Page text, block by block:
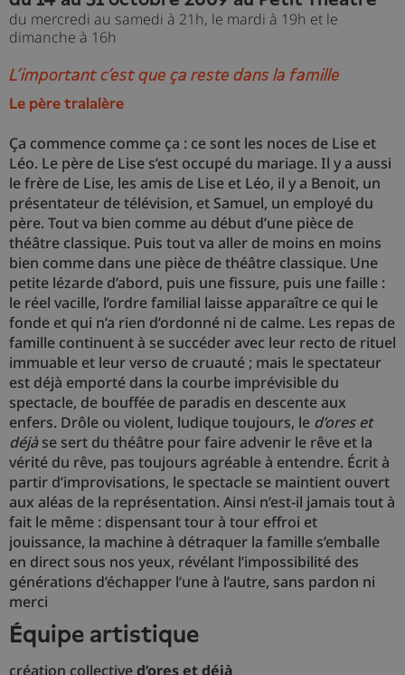
du mercredi au samedi à 21h, le mardi à 19h et le
dimanche à 16h
L’important c’est que ça reste dans la famille
Le père tralalère
Ça commence comme ça : ce sont les noces de Lise et
Léo. Le père de Lise s’est occupé du mariage. Il y a aussi
le frère de Lise, les amis de Lise et Léo, il y a Benoit, un
présentateur de télévision, et Samuel, un employé du
père. Tout va bien comme au début d’une pièce de
théâtre classique. Puis tout va aller de moins en moins
bien comme dans une pièce de théâtre classique. Une
petite lézarde d’abord, puis une fissure, puis une faille :
le réel vacille, l’ordre familial laisse apparaître ce qui le
fonde et qui n’a rien d’ordonné ni de calme. Les repas de
famille continuent à se succéder avec leur recto de rituel
immuable et leur verso de cruauté ; mais le spectateur
est déjà emporté dans la courbe imprévisible du
spectacle, de bouffée de paradis en descente aux
enfers. Drôle ou violent, ludique toujours, le d’ores et
déjàse sert du théâtre pour faire advenir le rêve et la
vérité du rêve, pas toujours agréable à entendre. Écrit à
partir d’improvisations, le spectacle se maintient ouvert
aux aléas de la représentation. Ainsi n’est-il jamais tout à
fait le même : dispensant tour à tour effroi et
jouissance, la machine à détraquer la famille s’emballe
en direct sous nos yeux, révélant l’impossibilité des
générations d’échapper l’une à l’autre, sans pardon ni
merci
équipe artistique
création collectived’ores et déjà